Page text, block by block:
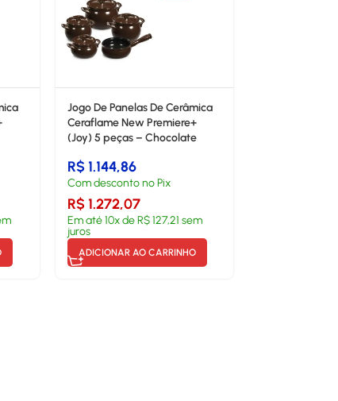
Jogo De Panelas De Cerâmica
Ceraflame New Premiere+
(Joy) 5 peças – Chocolate
R$1.144,86
Com desconto no Pix
R$1.272,07
Em até10x deR$127,21 sem
juros
ADICIONAR AO CARRINHO